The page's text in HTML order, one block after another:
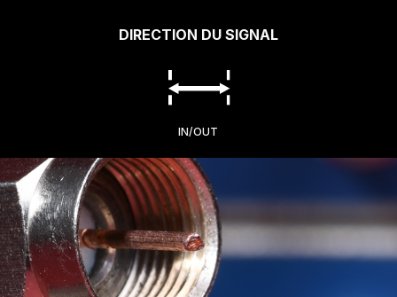
DIRECTION DU SIGNAL
IN/OUT